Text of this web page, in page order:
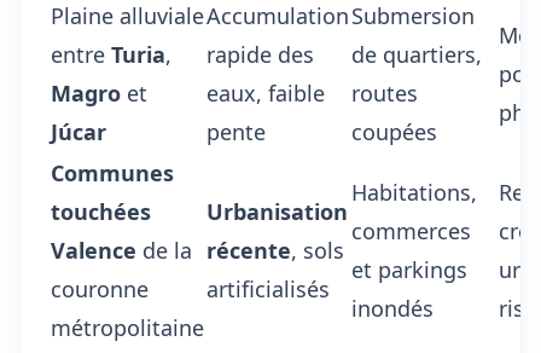
Plaine alluviale
entre Turia,
Magro et
Júcar
Accumulation
rapide des
eaux, faible
pente
Submersion
de quartiers,
routes
coupées
Communes
touchées
Valence de la
couronne
métropolitaine
Urbanisation
récente, sols
artificialisés
Habitations,
commerces
et parkings
inondés